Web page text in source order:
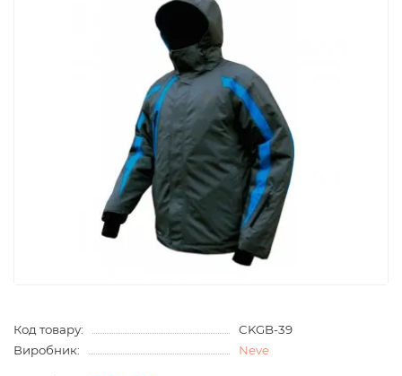
Код товару:
CKGB-39
Виробник:
Neve